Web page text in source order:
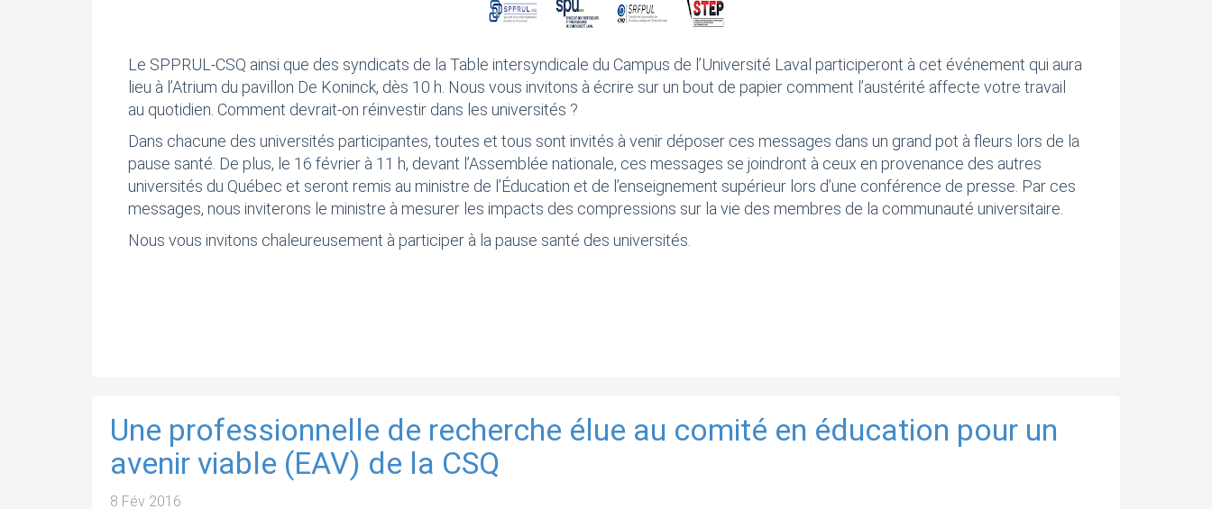
Le SPPRUL-CSQ ainsi que des syndicats de la Table intersyndicale du Campus de l’Université Laval participeront à cet événement qui aura
lieu à l’Atrium du pavillon De Koninck, dès 10 h. Nous vous invitons à écrire sur un bout de papier comment l’austérité affecte votre travail
au quotidien. Comment devrait-on réinvestir dans les universités ?
Dans chacune des universités participantes, toutes et tous sont invités à venir déposer ces messages dans un grand pot à fleurs lors de la
pause santé. De plus, le 16 février à 11 h, devant l’Assemblée nationale, ces messages se joindront à ceux en provenance des autres
universités du Québec et seront remis au ministre de l’Éducation et de l’enseignement supérieur lors d’une conférence de presse. Par ces
messages, nous inviterons le ministre à mesurer les impacts des compressions sur la vie des membres de la communauté universitaire.
Nous vous invitons chaleureusement à participer à la pause santé des universités.
Une professionnelle de recherche élue au comité en éducation pour un
avenir viable (EAV) de la CSQ
8 Fév 2016